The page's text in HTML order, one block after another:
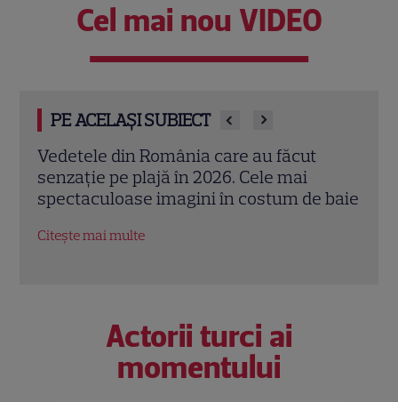
Cel mai nou VIDEO
PE ACELAȘI SUBIECT
Vedetele din România care au făcut
senzație pe plajă în 2026. Cele mai
spectaculoase imagini în costum de baie
Citește mai multe
Actorii turci ai
momentului